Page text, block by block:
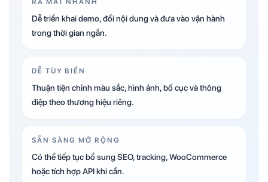
RA MẮT NHANH
Dễ triển khai demo, đổi nội dung và đưa vào vận hành
trong thời gian ngắn.
DỄ TÙY BIẾN
Thuận tiện chỉnh màu sắc, hình ảnh, bố cục và thông
điệp theo thương hiệu riêng.
SẴN SÀNG MỞ RỘNG
Có thể tiếp tục bổ sung SEO, tracking, WooCommerce
hoặc tích hợp API khi cần.